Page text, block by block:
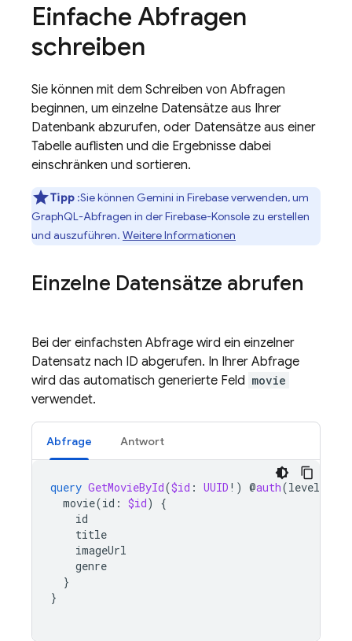
Einfache Abfragen
schreiben
Sie können mit dem Schreiben von Abfragen
beginnen, um einzelne Datensätze aus Ihrer
Datenbank abzurufen, oder Datensätze aus einer
Tabelle auflisten und die Ergebnisse dabei
einschränken und sortieren.
Tipp :Sie können Gemini in Firebaseverwenden, um
GraphQL-Abfragen in derFirebase-Konsole zu erstellen
und auszuführen. Weitere Informationen
Einzelne Datensätze abrufen
Bei der einfachsten Abfrage wird ein einzelner
Datensatz nach ID abgerufen. In Ihrer Abfrage
wird das automatisch generierte Feld movie
verwendet.
Abfrage Antwort
query GetMovieById($id : UUID !) @auth(level
movie(id : $id)
{
id
title
imageUrl
genre
}
}